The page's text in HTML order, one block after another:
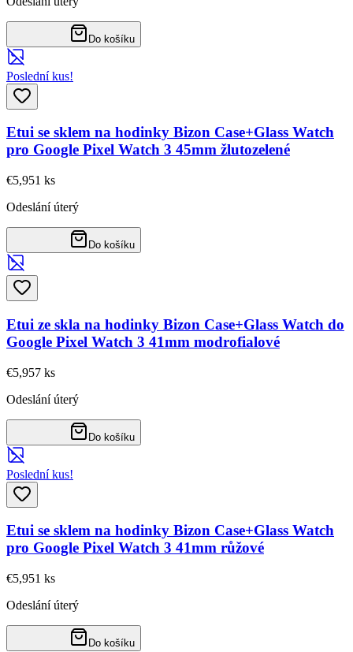
Do košíku
Poslední kus!
Etui se sklem na hodinky Bizon Case+Glass Watch
pro Google Pixel Watch 3 45mm žlutozelené
€5,951 ks
Odeslání úterý
Do košíku
Etui ze skla na hodinky Bizon Case+Glass Watch do
Google Pixel Watch 3 41mm modrofialové
€5,957 ks
Odeslání úterý
Do košíku
Poslední kus!
Etui se sklem na hodinky Bizon Case+Glass Watch
pro Google Pixel Watch 3 41mm růžové
€5,951 ks
Odeslání úterý
Do košíku